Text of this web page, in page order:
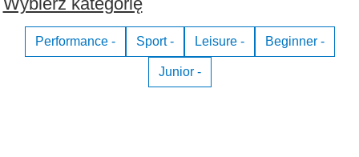
Performance - Sport - Leisure - Beginner -
Junior -